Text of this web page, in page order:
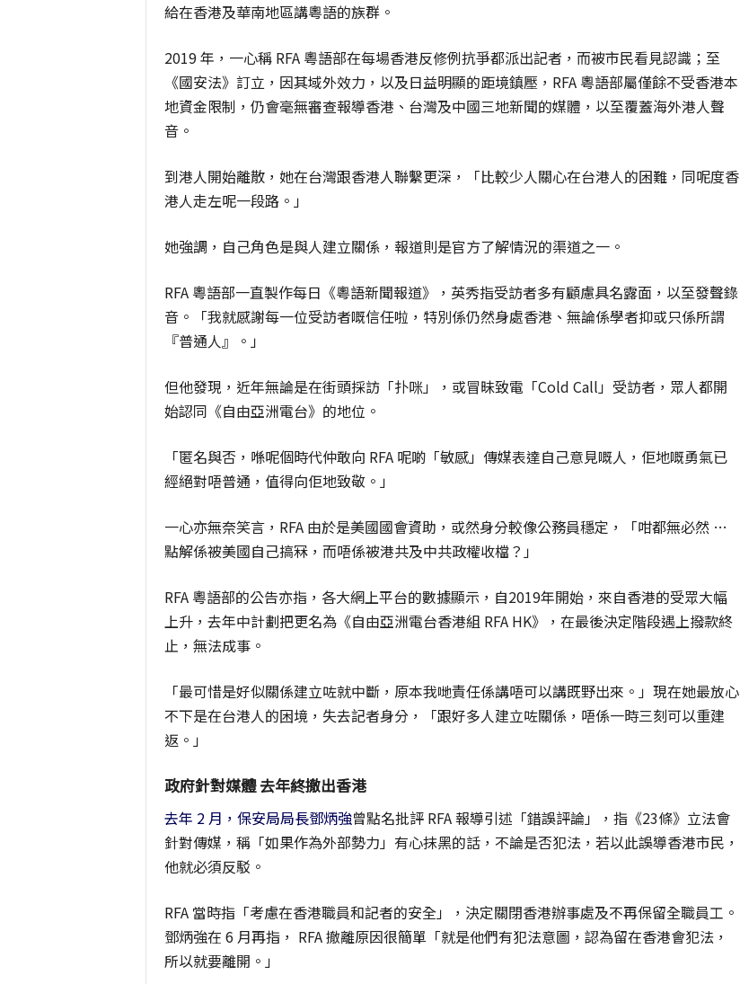
給在香港及華南地區講粵語的族群。
2019 年，一心稱 RFA 粵語部在每場香港反修例抗爭都派出記者，而被市民看見認識；至
《國安法》訂立，因其域外效力，以及日益明顯的距境鎮壓，RFA 粵語部屬僅餘不受香港本
地資金限制，仍會毫無審查報導香港、台灣及中國三地新聞的媒體，以至覆蓋海外港人聲
音。
到港人開始離散，她在台灣跟香港人聯繫更深，「比較少人關心在台港人的困難，同呢度香
港人走左呢一段路。」
她強調，自己角色是與人建立關係，報道則是官方了解情況的渠道之一。
RFA 粵語部一直製作每日《粵語新聞報道》，英秀指受訪者多有顧慮具名露面，以至發聲錄
音。「我就感謝每一位受訪者嘅信任啦，特別係仍然身處香港、無論係學者抑或只係所謂
『普通人』。」
但他發現，近年無論是在街頭採訪「扑咪」，或冒昧致電「Cold Call」受訪者，眾人都開
始認同《自由亞洲電台》的地位。
「匿名與否，喺呢個時代仲敢向 RFA 呢啲「敏感」傳媒表達自己意見嘅人，佢地嘅勇氣已
經絕對唔普通，值得向佢地致敬。」
一心亦無奈笑言，RFA 由於是美國國會資助，或然身分較像公務員穩定，「咁都無必然 …
點解係被美國自己搞冧，而唔係被港共及中共政權收檔？」
RFA 粵語部的公告亦指，各大網上平台的數據顯示，自2019年開始，來自香港的受眾大幅
上升，去年中計劃把更名為《自由亞洲電台香港組 RFA HK》，在最後決定階段遇上撥款終
止，無法成事。
「最可惜是好似關係建立咗就中斷，原本我哋責任係講唔可以講既野出來。」現在她最放心
不下是在台港人的困境，失去記者身分，「跟好多人建立咗關係，唔係一時三刻可以重建
返。」
政府針對媒體 去年終撤出香港
去年 2 月，保安局局長鄧炳強曾點名批評 RFA 報導引述「錯誤評論」，指《23條》立法會
針對傳媒，稱「如果作為外部勢力」有心抹黑的話，不論是否犯法，若以此誤導香港市民，
他就必須反駁。
RFA 當時指「考慮在香港職員和記者的安全」，決定關閉香港辦事處及不再保留全職員工。
鄧炳強在 6 月再指， RFA 撤離原因很簡單「就是他們有犯法意圖，認為留在香港會犯法，
所以就要離開。」